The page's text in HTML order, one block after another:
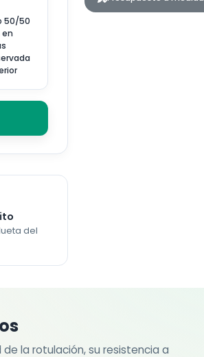
50/50
del
la rotulación, su resistencia a